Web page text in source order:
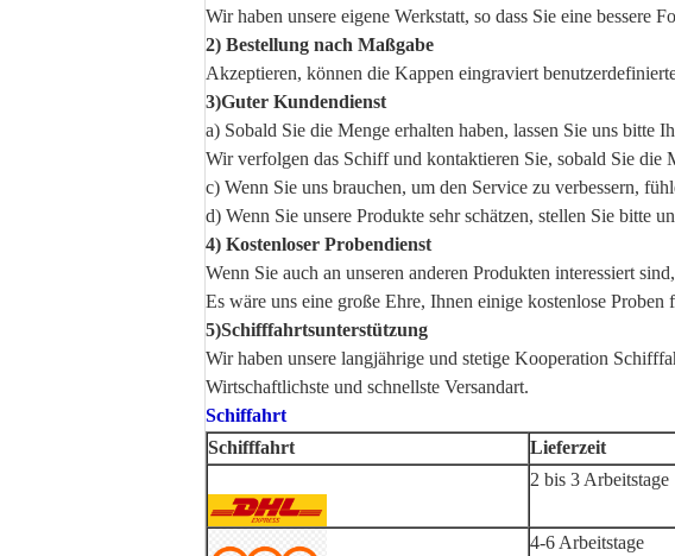
Wir haben unsere eigene Werkstatt, so dass Sie eine bessere
2) Bestellung nach Maßgabe
Akzeptieren, können die Kappen eingraviert
3)Guter Kundendienst
a) Sobald Sie die Menge erhalten haben, lassen Sie uns bitte
Wir verfolgen das Schiff und kontaktieren Sie, sobald Sie die
c) Wenn Sie uns brauchen, um den Service zu verbessern,
d) Wenn Sie unsere Produkte sehr schätzen, stellen Sie bitte
4) Kostenloser Probendienst
Wenn Sie auch an unseren anderen Produkten interessiert
Es wäre uns eine große Ehre, Ihnen einige kostenlose Proben
5)Schifffahrtsunterstützung
Wir haben unsere langjährige und stetige Kooperation
Wirtschaftlichste und schnellste Versandart.
Schiffahrt
Schifffahrt
Lieferzeit
2 bis 3 Arbeitstage
4-6 Arbeitstage